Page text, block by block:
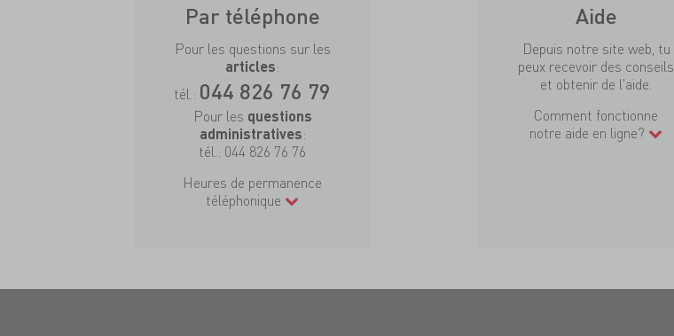
Par téléphone
Pour les questions sur les
articles:
tél.: 044 826 76 79
Pour les questions
administratives:
tél.: 044 826 76 76
Heures de permanence
téléphonique
Aide
Depuis notre site web, tu
peux recevoir des conseils
et obtenir de l'aide.
Comment fonctionne
notre aide en ligne?